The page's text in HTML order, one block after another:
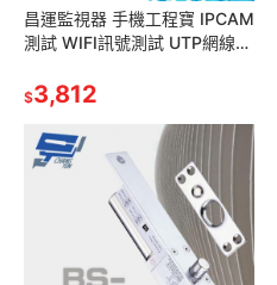
昌運監視器 手機工程寶 IPCAM
測試 WIFI訊號測試 UTP網線測
卓
$3,812